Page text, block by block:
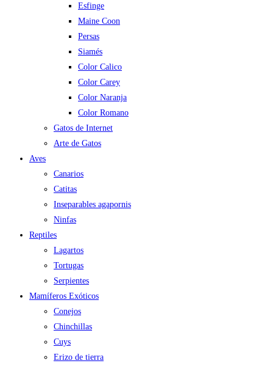
Esfinge
Maine Coon
Persas
Siamés
Color Calico
Color Carey
Color Naranja
Color Romano
Gatos de Internet
Arte de Gatos
Aves
Canarios
Catitas
Inseparables agapornis
Ninfas
Reptiles
Lagartos
Tortugas
Serpientes
Mamíferos Exóticos
Conejos
Chinchillas
Cuys
Erizo de tierra